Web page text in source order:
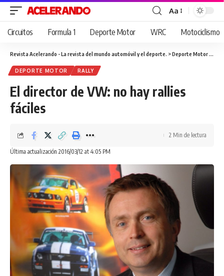
Cambiar
tamaño
fuente
Aa
Circuitos Formula 1 Deporte Motor WRC Motociclismo
Revista Acelerando - La revista del mundo automóvil y el deporte. >Deporte Motor
DEPORTE MOTOR RALLY
El director de VW: no hay rallies
fáciles
Última actualización 2016/03/12 at 4:05 PM
2 Min de lectura